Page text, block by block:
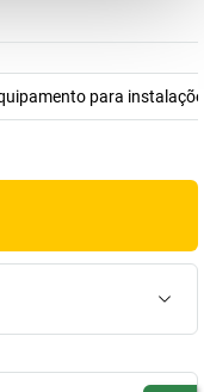
da EUGEN WOLF
para as suas
em 1955 o objetivo
e de armazenagem. A
de escritório e de
a EUGEN WOLF
líderes de mercado
para